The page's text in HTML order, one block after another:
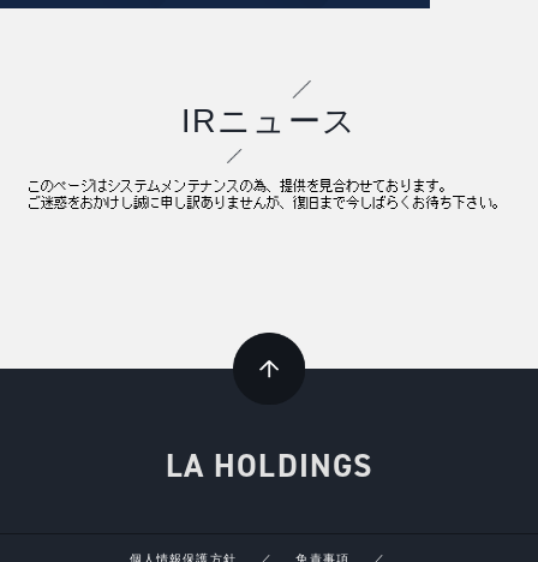
IRニュース
LA HOLDINGS
個人情報保護方針 免責事項